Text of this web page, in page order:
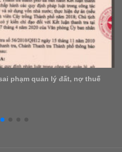
quản lý đất, nợ thuế